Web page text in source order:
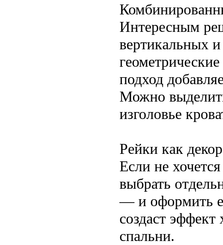
Интересным
вертикальных
подход
Можно
изголовье
Рейки как
Если не
выбрать
— и оформить
создаст
спальни.